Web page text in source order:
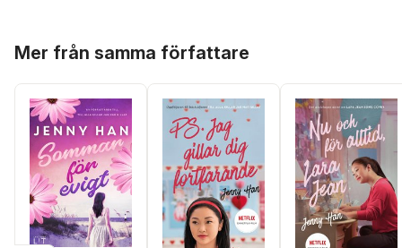
Mer från samma författare